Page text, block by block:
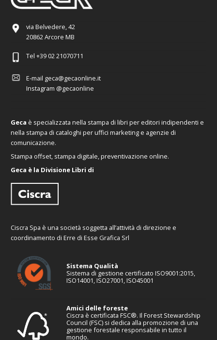
via Belvedere, 42
20862 Arcore MB
Tel +39 02 21070711
E-mail geca@gecaonline.it
Instagram @gecaonline
Geca è specializzata nella stampa di libri per editori indipendenti e
nella stampa di cataloghi per uffici marketing e agenzie di
comunicazione.
Stampa offset, stampa digitale, preventivazione online.
Geca è la Divisione Libri di
Ciscra Spa è una società soggetta all’attività di direzione e
coordinamento di Erre di Esse Grafica Srl
Sistema Qualità
Sistema di gestione certificato ISO9001:2015,
ISO14001, ISO27001, ISO45001
Amici delle foreste
Ciscra è certificata FSC®. Il Forest Stewardship
Council (FSC) si dedica alla promozione di una
gestione forestale responsabile in tutto il
mondo.